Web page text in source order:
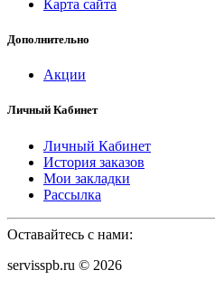
Карта сайта
Дополнительно
Акции
Личный Кабинет
Личный Кабинет
История заказов
Мои закладки
Рассылка
Оставайтесь с нами:
servisspb.ru © 2026